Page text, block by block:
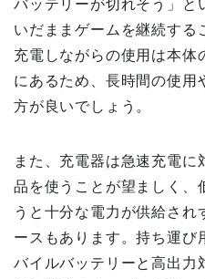
バッテリーが切れそう」と
いだままゲームを継続する
充電しながらの使用は本体
にあるため、長時間の使用
方が良いでしょう。
また、充電器は急速充電に
品を使うことが望ましく、
うと十分な電力が供給され
ースもあります。持ち運び
バイルバッテリーと高出力